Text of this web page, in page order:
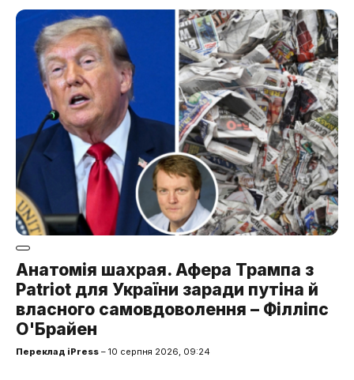
Анатомія шахрая. Афера Трампа з
Patriot для України заради путіна й
власного самовдоволення – Філліпс
О'Брайен
Переклад iPress – 10 серпня 2026, 09:24